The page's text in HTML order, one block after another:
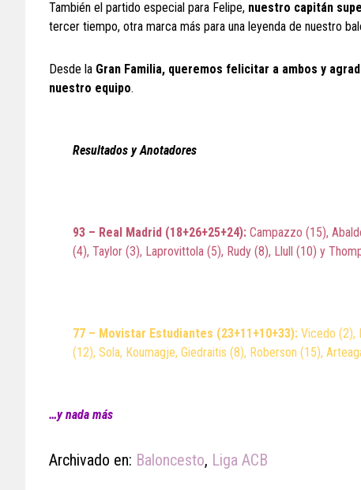
También el partido especial para Felipe, nuestro capitán
tercer tiempo, otra marca más para una leyenda de nuestro
Desde la Gran Familia, queremos felicitar a ambos y
nuestro equipo.
Resultados y Anotadores
93 – Real Madrid (18+26+25+24): Campazzo (15),
(4), Taylor (3), Laprovittola (5), Rudy (8), Llull (10) y
77 – Movistar Estudiantes (23+11+10+33): Vicedo (2),
(12), Sola, Koumagje, Giedraitis (8), Roberson (15),
…y nada más
Archivado en: Baloncesto, Liga ACB